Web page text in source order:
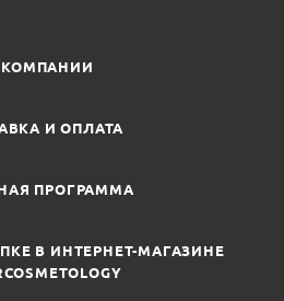
КОМПАНИИ
И ОПЛАТА
ПРОГРАММА
В ИНТЕРНЕТ-МАГАЗИНЕ